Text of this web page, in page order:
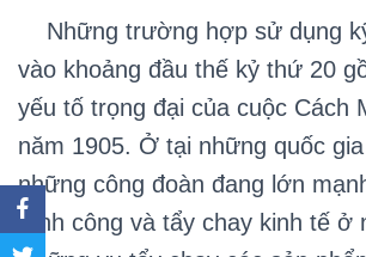
Những trường hợp sử dụng
vào khoảng đầu thế kỷ thứ 20
yếu tố trọng đại của cuộc Cách
năm 1905. Ở tại những quốc
những công đoàn đang lớn
đình công và tẩy chay kinh tế ở